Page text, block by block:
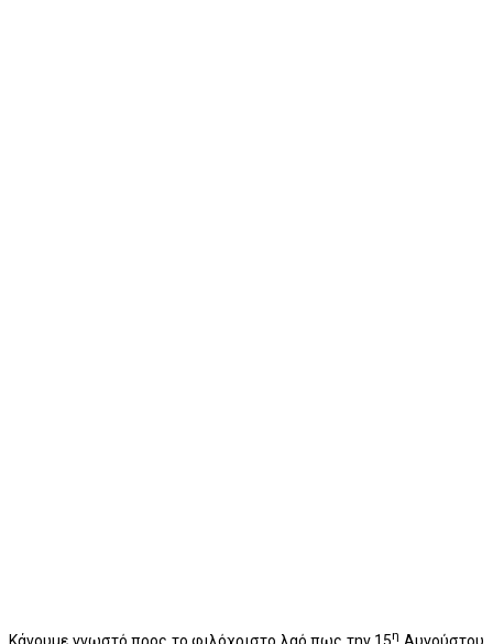
Κάνουμε γνωστό προς το φιλόχριστο λαό πως την 15η Αυγούστου